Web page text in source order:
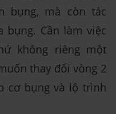
bụng, mà còn tác
bụng. Cần làm việc
không riêng một
thay đổi vòng 2
cơ bụng và lộ trình